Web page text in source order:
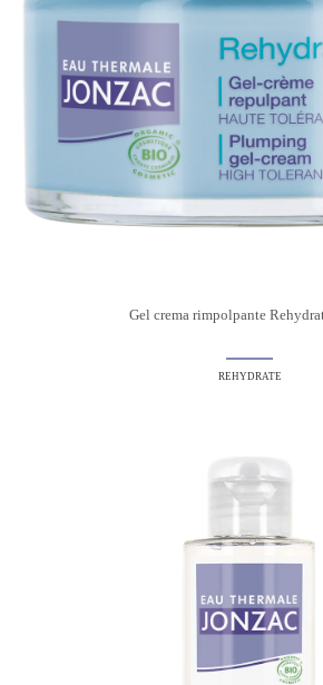
Gel crema rimpolpante
REHYDRATE